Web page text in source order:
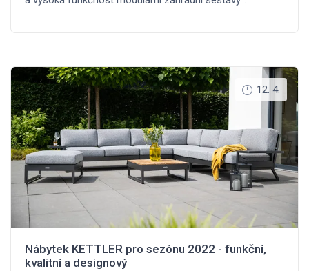
12. 4.
Nábytek KETTLER pro sezónu 2022 - funkční,
kvalitní a designový